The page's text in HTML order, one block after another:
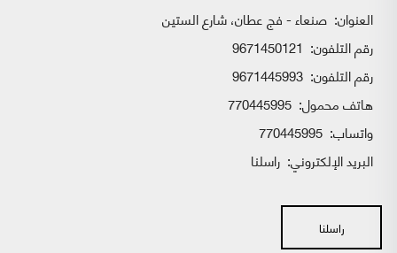
العنوان: صنعاء - فج عطان، شارع الستين
رقم التلفون: 9671450121
رقم التلفون: 9671445993
هاتف محمول: 770445995
واتساب:
البريد الإلكتروني: راسلنا
راسلنا